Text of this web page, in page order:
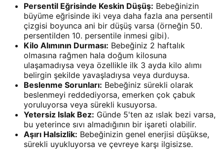
Persentil Eğrisinde Keskin Düşüş: Bebeğinizin
büyüme eğrisinde iki veya daha fazla ana persentil
çizgisi boyunca ani bir düşüş varsa (örneğin 50.
persentilden 10. persentile inmesi gibi).
Kilo Alımının Durması: Bebeğiniz 2 haftalık
olmasına rağmen hala doğum kilosuna
ulaşamadıysa veya özellikle ilk 3 ayda kilo alımı
belirgin şekilde yavaşladıysa veya durduysa.
Beslenme Sorunları: Bebeğiniz sürekli olarak
beslenmeyi reddediyorsa, emerken çok çabuk
yoruluyorsa veya sürekli kusuyorsa.
Yetersiz Islak Bez: Günde 5'ten az ıslak bezi varsa,
bu yeterince sıvı almadığının bir işareti olabilir.
Aşırı Halsizlik: Bebeğinizin genel enerjisi düşükse,
sürekli uyukluyorsa ve çevreye karşı ilgisizse.